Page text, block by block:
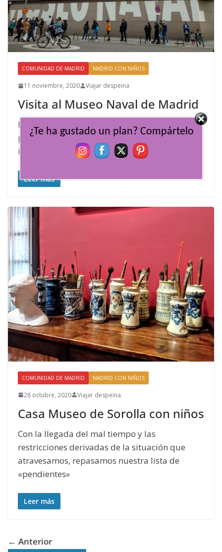
COMUNIDAD DE MADRID MADRID CON NIÑOS
11 noviembre, 2020 Viajar despeina
Visita al Museo Naval de Madrid
El Museo Naval de Madrid ha reabierto sus
puertas tras una profunda reforma en sus
instalaciones. Un museo desconocido, incluso
Leer más
COMUNIDAD DE MADRID MADRID CON NIÑOS
28 octubre, 2020 Viajar despeina
Casa Museo de Sorolla con niños
Con la llegada del mal tiempo y las
restricciones derivadas de la situación que
atravesamos, repasamos nuestra lista de
«pendientes»
Leer más
← Anterior
¿Te ha gustado un plan? Compártelo